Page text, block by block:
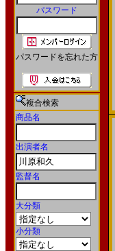
パスワード
パスワードを忘れた方
複合検索
商品名
出演者名
監督名
大分類
小分類